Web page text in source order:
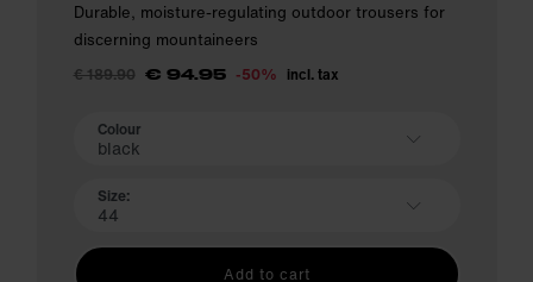
Durable, moisture-regulating outdoor trousers for
discerning mountaineers
€ 189.90 € 94.95 -50% incl. tax
Colour
black
Size:
44
Add to cart